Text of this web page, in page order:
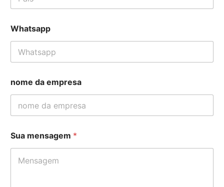
s
p
p
m
n
a
í
s
Whatsapp
nome da empresa
Sua mensagem *